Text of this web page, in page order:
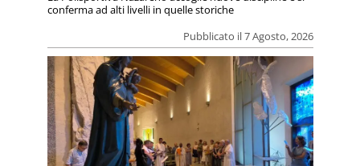
Pubblicato il 7 Agosto, 2026
conferma ad alti livelli in quelle storiche